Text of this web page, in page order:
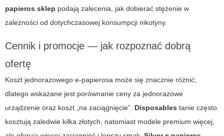
papieros sklep podają zalecenia, jak dobierać stężenie w
zależności od dotychczasowej konsumpcji nikotyny.
Cennik i promocje — jak rozpoznać dobrą
ofertę
Koszt jednorazowego e-papierosa może się znacznie różnić;
dlatego wskazane jest porównanie ceny za jednorazowe
urządzenie oraz koszt „na zaciągnięcie”. Disposables tanie często
kosztują zaledwie kilka złotych, natomiast modele premium więcej,